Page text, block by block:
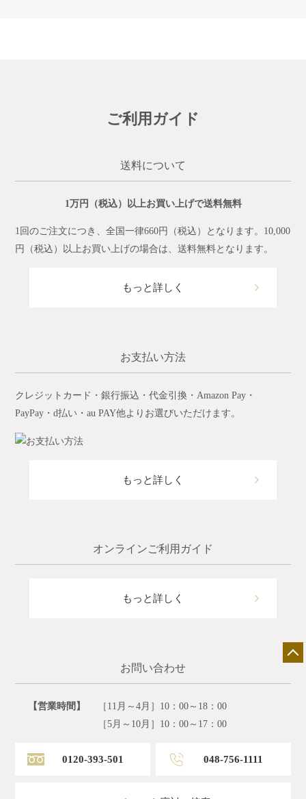
ご利用ガイド
送料について
1万円（税込）以上お買い上げで送料無料
1回のご注文につき、全国一律660円（税込）となります。10,000
円（税込）以上お買い上げの場合は、送料無料となります。
もっと詳しく
お支払い方法
クレジットカード・銀行振込・代金引換・Amazon Pay・
PayPay・d払い・au PAY他よりお選びいただけます。
もっと詳しく
オンラインご利用ガイド
もっと詳しく
お問い合わせ
【営業時間】
［11月～4月］10：00～18：00
［5月～10月］10：00～17：00
0120-393-501 048-756-1111